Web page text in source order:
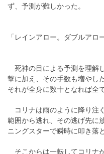
ず、予測が難しかった。
「レインアロー。ダブルアロー
死神の目による予測を理解
撃に加え、その手数も増やし
それが全身に数十となれば全
コリナは雨のように降り注
範囲から逃れ、その逃げ先に
ニングスターで瞬時に叩き落
そこからは一転してコリナ